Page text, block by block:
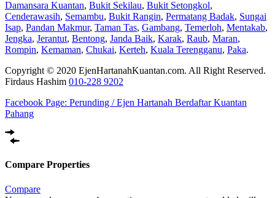
Damansara Kuantan, Bukit Sekilau, Bukit Setongkol,
Cenderawasih, Semambu, Bukit Rangin, Permatang Badak, Sungai
Isap, Pandan Makmur, Taman Tas, Gambang, Temerloh, Mentakab,
Jengka, Jerantut, Bentong, Janda Baik, Karak, Raub, Maran,
Rompin, Kemaman, Chukai, Kerteh, Kuala Terengganu, Paka.
Copyright © 2020 EjenHartanahKuantan.com. All Right Reserved.
Firdaus Hashim 010-228 9202
Facebook Page: Perunding / Ejen Hartanah Berdaftar Kuantan
Pahang
Compare Properties
Compare